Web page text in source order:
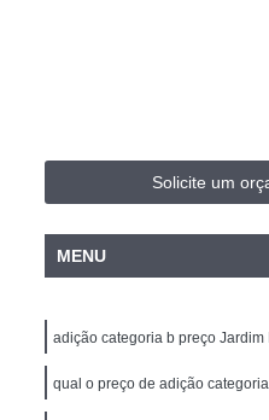
Coletivo para Condutores
Condutores
Curso de
Atualização
Carta de
e Carro
Carteira de
e Motos
Carro e Moto
II
Habilitação Carro
Solicite um
MENU
adição categoria b preço Jardim
qual o preço de adição categoria